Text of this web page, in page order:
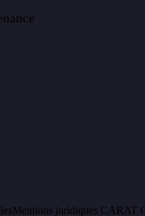
Mentions juridiques CARAT